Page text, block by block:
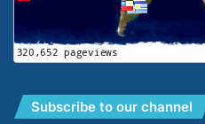
Subscribe to our channel